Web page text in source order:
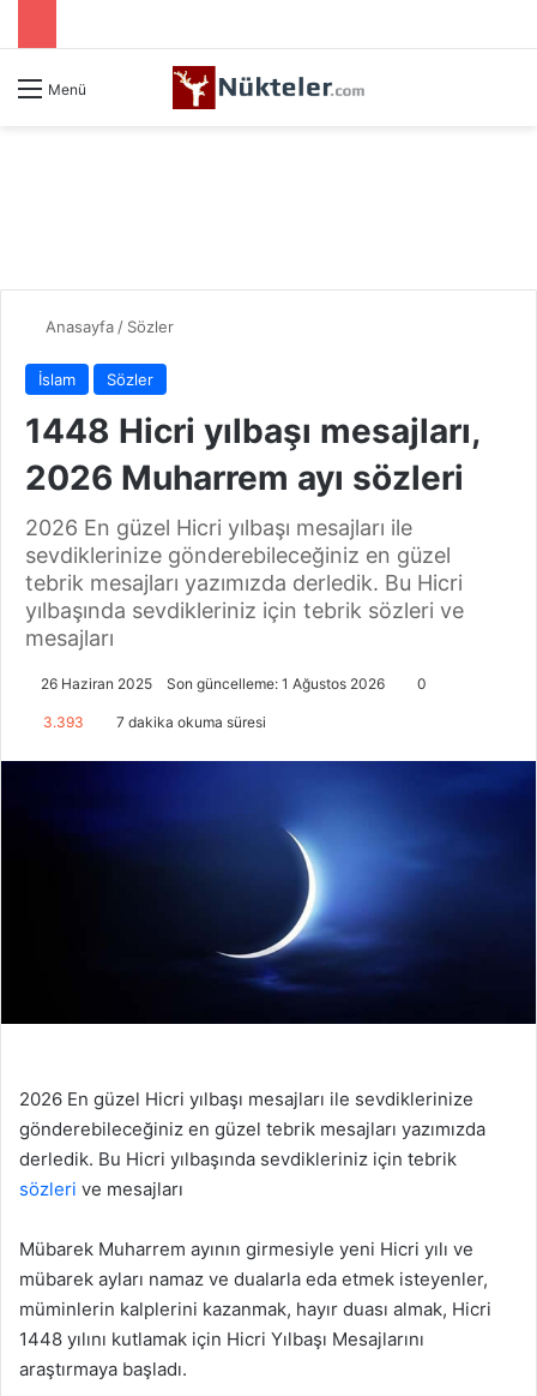
Menü
Anasayfa / Sözler
İslam Sözler
1448 Hicri yılbaşı mesajları,
2026 Muharrem ayı sözleri
2026 En güzel Hicri yılbaşı mesajları ile
sevdiklerinize gönderebileceğiniz en güzel
tebrik mesajları yazımızda derledik. Bu Hicri
yılbaşında sevdikleriniz için tebrik sözleri ve
mesajları
26 Haziran 2025 Son güncelleme: 1 Ağustos 2026 0
3.393 7 dakika okuma süresi
2026 En güzel Hicri yılbaşı mesajları ile sevdiklerinize
gönderebileceğiniz en güzel tebrik mesajları yazımızda
derledik. Bu Hicri yılbaşında sevdikleriniz için tebrik
sözleri ve mesajları
Mübarek Muharrem ayının girmesiyle yeni Hicri yılı ve
mübarek ayları namaz ve dualarla eda etmek isteyenler,
müminlerin kalplerini kazanmak, hayır duası almak, Hicri
1448 yılını kutlamak için Hicri Yılbaşı Mesajlarını
araştırmaya başladı.